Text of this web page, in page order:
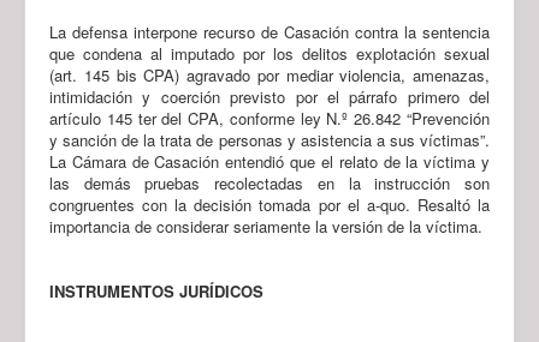
La defensa interpone recurso de Casación contra la sentencia
que condena al imputado por los delitos explotación sexual
(art. 145 bis CPA) agravado por mediar violencia, amenazas,
intimidación y coerción previsto por el párrafo primero del
artículo 145 ter del CPA, conforme ley N.º 26.842 “Prevención
y sanción de la trata de personas y asistencia a sus víctimas”.
La Cámara de Casación entendió que el relato de la víctima y
las demás pruebas recolectadas en la instrucción son
congruentes con la decisión tomada por el a-quo. Resaltó la
importancia de considerar seriamente la versión de la víctima.
INSTRUMENTOS JURÍDICOS